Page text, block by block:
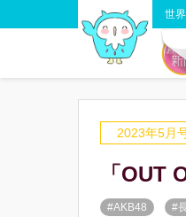
世
2023年5月
「OUT
#AKB48 #